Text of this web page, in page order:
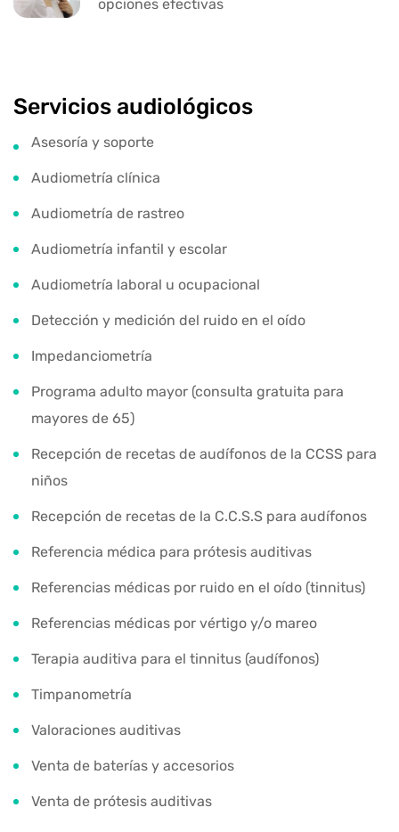
opciones efectivas
Servicios audiológicos
Asesoría y soporte
Audiometría clínica
Audiometría de rastreo
Audiometría infantil y escolar
Audiometría laboral u ocupacional
Detección y medición del ruido en el oído
Impedanciometría
Programa adulto mayor (consulta gratuita para
mayores de 65)
Recepción de recetas de audífonos de la CCSS para
niños
Recepción de recetas de la C.C.S.S para audífonos
Referencia médica para prótesis auditivas
Referencias médicas por ruido en el oído (tinnitus)
Referencias médicas por vértigo y/o mareo
Terapia auditiva para el tinnitus (audífonos)
Timpanometría
Valoraciones auditivas
Venta de baterías y accesorios
Venta de prótesis auditivas